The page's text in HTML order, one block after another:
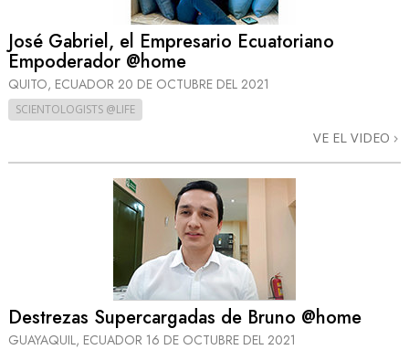
José Gabriel, el Empresario Ecuatoriano
Empoderador @home
QUITO, ECUADOR 20 DE OCTUBRE DEL 2021
SCIENTOLOGISTS @LIFE
VE EL VIDEO
Destrezas Supercargadas de Bruno @home
GUAYAQUIL, ECUADOR 16 DE OCTUBRE DEL 2021